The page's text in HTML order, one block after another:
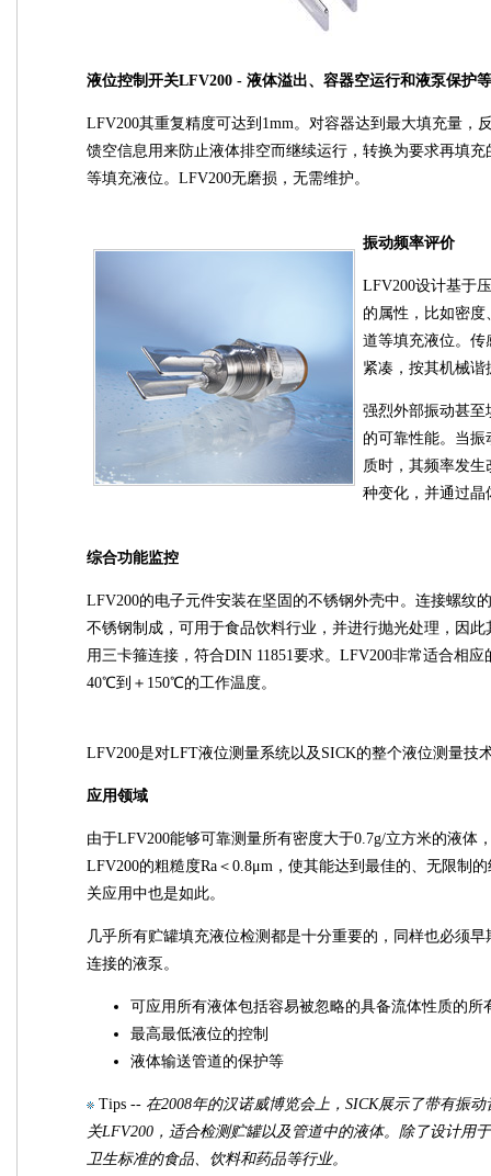
液位控制开关LFV200 - 液体溢出、容器空运行和液泵保护
LFV200其重复精度可达到1mm。对容器达到最大填充量，
馈空信息用来防止液体排空而继续运行，转换为要求再填
等填充液位。LFV200无磨损，无需维护。
振动频率评价
LFV200设计基于
的属性，比如密
道等填充液位。传
紧凑，按其机械
强烈外部振动甚至
的可靠性能。当
质时，其频率发生
种变化，并通过晶
综合功能监控
LFV200的电子元件安装在坚固的不锈钢外壳中。连接螺纹
不锈钢制成，可用于食品饮料行业，并进行抛光处理，因
用三卡箍连接，符合DIN 11851要求。LFV200非常适合相
40℃到＋150℃的工作温度。
LFV200是对LFT液位测量系统以及SICK的整个液位测量技
应用领域
由于LFV200能够可靠测量所有密度大于0.7g/立方米的液体
LFV200的粗糙度Ra＜0.8μm，使其能达到最佳的、无限制
关应用中也是如此。
几乎所有贮罐填充液位检测都是十分重要的，同样也必须
连接的液泵。
可应用所有液体包括容易被忽略的具备流体性质的所
最高最低液位的控制
液体输送管道的保护等
Tips -- 在2008年的汉诺威博览会上，SICK展示了带有振
关LFV200，适合检测贮罐以及管道中的液体。除了设计用
卫生标准的食品、饮料和药品等行业。